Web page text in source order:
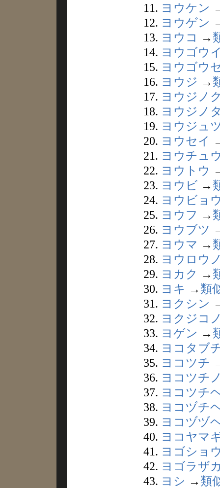
11. ヨウケン
12. ヨウゲン
13. ヨウコ →
14. ヨウゴウ
15. ヨウゴウ
16. ヨウジ →
17. ヨウジノ
18. ヨウジノ
19. ヨウジュ
20. ヨウセイ
21. ヨウチュ
22. ヨウトウ
23. ヨウビ →
24. ヨウビョ
25. ヨウフ →
26. ヨウブツ
27. ヨウマ →
28. ヨウロウ
29. ヨカク →
30. ヨキ → 類
31. ヨクシン
32. ヨクジコ
33. ヨゲン →
34. ヨコタブ
35. ヨコツチ
36. ヨコツチ
37. ヨコツチ
38. ヨコヅチ
39. ヨコヅヅ
40. ヨコヤマ
41. ヨゴショ
42. ヨゴラザ
43. ヨシ → 類